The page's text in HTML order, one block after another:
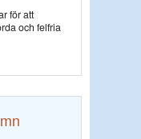
för att
och felfria